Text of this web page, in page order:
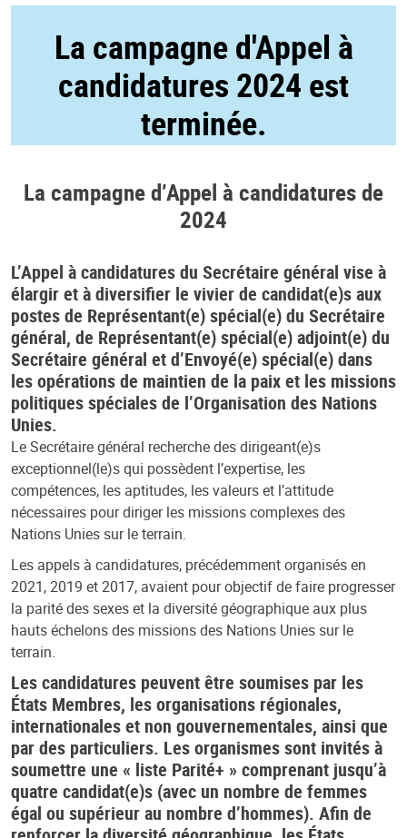
La campagne d'Appel à
candidatures 2024 est
terminée.
La campagne d’Appel à candidatures de
2024
L’Appel à candidatures du Secrétaire général vise à
élargir et à diversifier le vivier de candidat(e)s aux
postes de Représentant(e) spécial(e) du Secrétaire
général, de Représentant(e) spécial(e) adjoint(e) du
Secrétaire général et d’Envoyé(e) spécial(e) dans
les opérations de maintien de la paix et les missions
politiques spéciales de l’Organisation des Nations
Unies.
Le Secrétaire général recherche des dirigeant(e)s
exceptionnel(le)s qui possèdent l’expertise, les
compétences, les aptitudes, les valeurs et l’attitude
nécessaires pour diriger les missions complexes des
Nations Unies sur le terrain.
Les appels à candidatures, précédemment organisés en
2021, 2019 et 2017, avaient pour objectif de faire progresser
la parité des sexes et la diversité géographique aux plus
hauts échelons des missions des Nations Unies sur le
terrain.
Les candidatures peuvent être soumises par les
États Membres, les organisations régionales,
internationales et non gouvernementales, ainsi que
par des particuliers. Les organismes sont invités à
soumettre une « liste Parité+ » comprenant jusqu’à
quatre candidat(e)s (avec un nombre de femmes
égal ou supérieur au nombre d’hommes). Afin de